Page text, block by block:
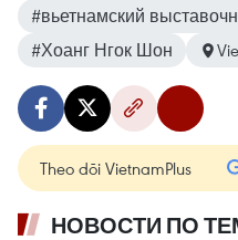
#вьетнамский
#Хоанг Нгок Шон
Theo dõi VietnamPlus
НОВОСТИ ПО